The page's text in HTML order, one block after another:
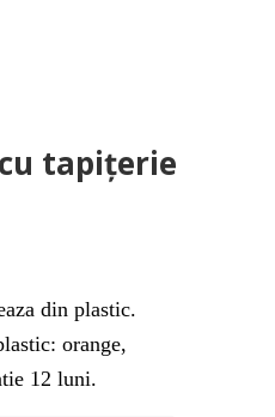
tapițerie
din plastic.
orange,
12 luni.